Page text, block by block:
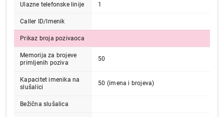
Ulazne telefonske linije 1
Caller ID/Imenik
Prikaz broja pozivaoca
Memorija za brojeve
primljenih poziva
50
Kapacitet imenika na
slušalici
50 (imena i brojeva)
Bežična slušalica